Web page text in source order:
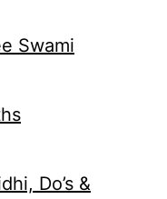
Swami
Do’s &